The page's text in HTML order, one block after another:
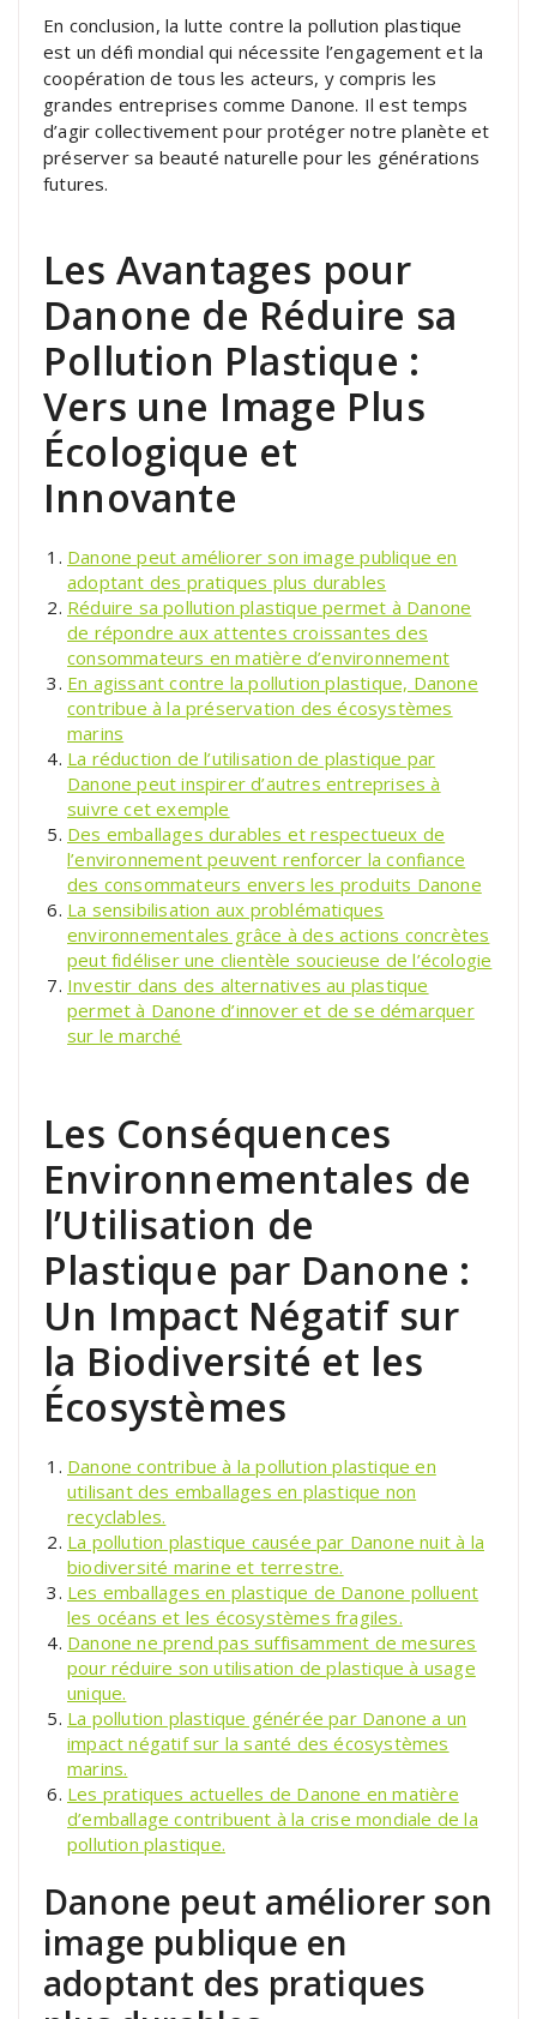
En conclusion, la lutte contre la pollution plastique
est un défi mondial qui nécessite l’engagement et la
coopération de tous les acteurs, y compris les
grandes entreprises comme Danone. Il est temps
d’agir collectivement pour protéger notre planète et
préserver sa beauté naturelle pour les générations
futures.
Les Avantages pour
Danone de Réduire sa
Pollution Plastique :
Vers une Image Plus
Écologique et
Innovante
Danone peut améliorer son image publique en
adoptant des pratiques plus durables
Réduire sa pollution plastique permet à Danone
de répondre aux attentes croissantes des
consommateurs en matière d’environnement
En agissant contre la pollution plastique, Danone
contribue à la préservation des écosystèmes
marins
La réduction de l’utilisation de plastique par
Danone peut inspirer d’autres entreprises à
suivre cet exemple
Des emballages durables et respectueux de
l’environnement peuvent renforcer la confiance
des consommateurs envers les produits Danone
La sensibilisation aux problématiques
environnementales grâce à des actions concrètes
peut fidéliser une clientèle soucieuse de l’écologie
Investir dans des alternatives au plastique
permet à Danone d’innover et de se démarquer
sur le marché
Les Conséquences
Environnementales de
l’Utilisation de
Plastique par Danone :
Un Impact Négatif sur
la Biodiversité et les
Écosystèmes
Danone contribue à la pollution plastique en
utilisant des emballages en plastique non
recyclables.
La pollution plastique causée par Danone nuit à la
biodiversité marine et terrestre.
Les emballages en plastique de Danone polluent
les océans et les écosystèmes fragiles.
Danone ne prend pas suffisamment de mesures
pour réduire son utilisation de plastique à usage
unique.
La pollution plastique générée par Danone a un
impact négatif sur la santé des écosystèmes
marins.
Les pratiques actuelles de Danone en matière
d’emballage contribuent à la crise mondiale de la
pollution plastique.
Danone peut améliorer son
image publique en
adoptant des pratiques